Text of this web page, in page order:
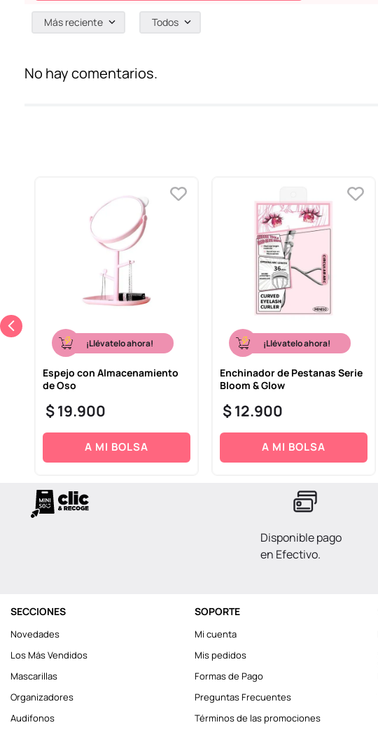
Más reciente Todos
No hay comentarios.
¡Llévatelo ahora!
Espejo con Almacenamiento
de Oso
$19.900
A MI BOLSA
¡Llévatelo ahora!
Enchinador de Pestanas Serie
Bloom & Glow
$12.900
A MI BOLSA
Disponible pago
en Efectivo.
SECCIONES
Novedades
Los Más Vendidos
Mascarillas
Organizadores
Audifonos
SOPORTE
Mi cuenta
Mis pedidos
Formas de Pago
Preguntas Frecuentes
Términos de las promociones